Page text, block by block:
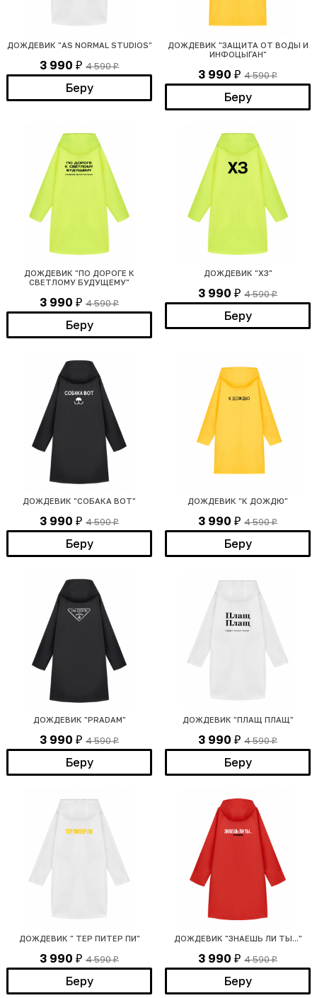
ДОЖДЕВИК "AS NORMAL STUDIOS"
3 990 ₽ 4 590₽
Беру
ДОЖДЕВИК "ЗАЩИТА ОТ ВОДЫ И
ИНФОЦЫГАН"
3 990 ₽ 4 590₽
Беру
ДОЖДЕВИК "ПО ДОРОГЕ К
СВЕТЛОМУ БУДУЩЕМУ"
3 990 ₽ 4 590₽
Беру
ДОЖДЕВИК "ХЗ"
3 990 ₽ 4 590₽
Беру
ДОЖДЕВИК "СОБАКА ВОТ"
3 990 ₽ 4 590₽
Беру
ДОЖДЕВИК "К ДОЖДЮ"
3 990 ₽ 4 590₽
Беру
ДОЖДЕВИК "PRADAM"
3 990 ₽ 4 590₽
Беру
ДОЖДЕВИК "ПЛАЩ ПЛАЩ"
3 990 ₽ 4 590₽
Беру
ДОЖДЕВИК " ТЕР ПИТЕР ПИ"
3 990 ₽ 4 590₽
Беру
ДОЖДЕВИК "ЗНАЕШЬ ЛИ ТЫ..."
3 990 ₽ 4 590₽
Беру